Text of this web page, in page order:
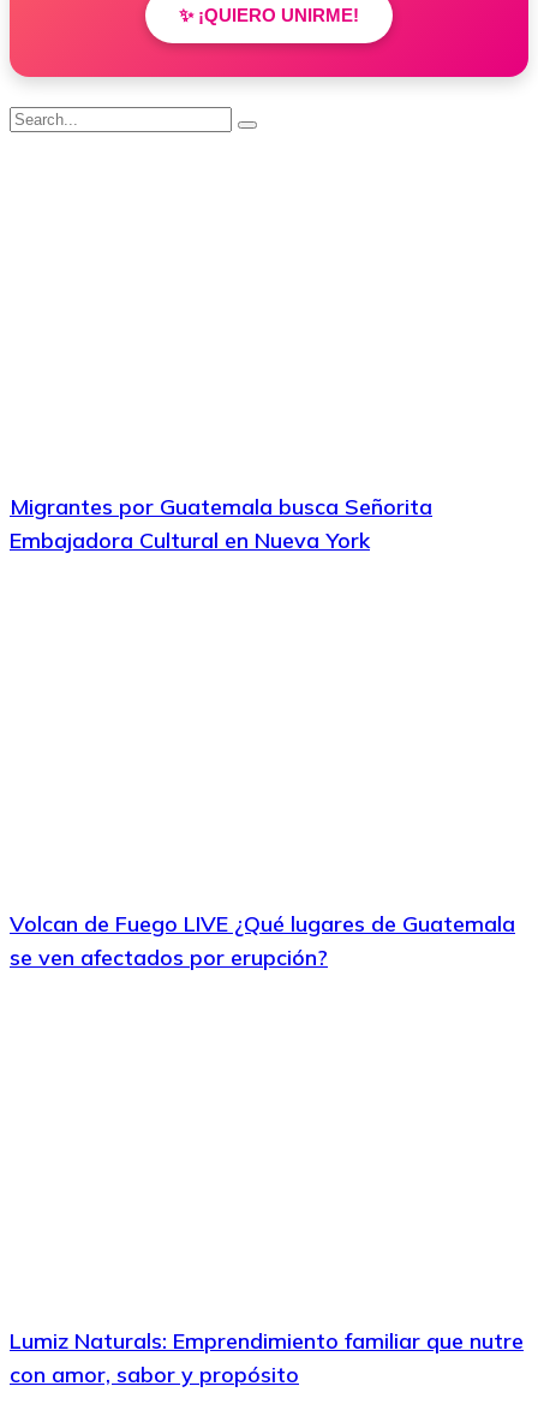
✨ ¡QUIERO UNIRME!
Migrantes por Guatemala busca Señorita
Embajadora Cultural en Nueva York
Volcan de Fuego LIVE ¿Qué lugares de Guatemala
se ven afectados por erupción?
Lumiz Naturals: Emprendimiento familiar que nutre
con amor, sabor y propósito